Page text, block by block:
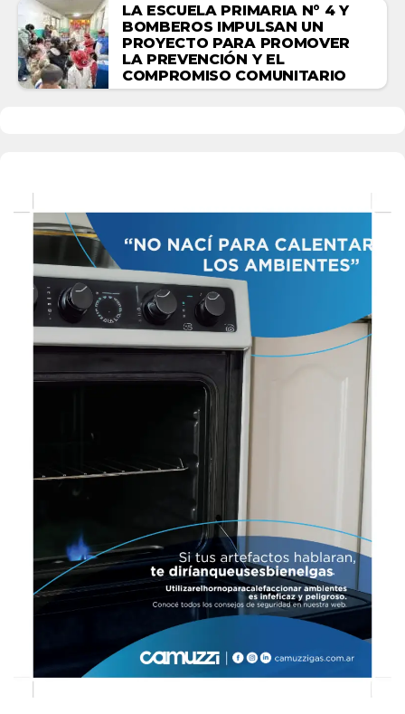
LA ESCUELA PRIMARIA N° 4 Y
BOMBEROS IMPULSAN UN
PROYECTO PARA PROMOVER
LA PREVENCIÓN Y EL
COMPROMISO COMUNITARIO